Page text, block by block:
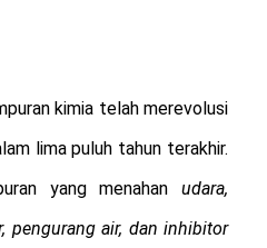
kimia telah merevolusi
lima puluh tahun terakhir.
yang menahan udara,
pengurang air, dan inhibitor